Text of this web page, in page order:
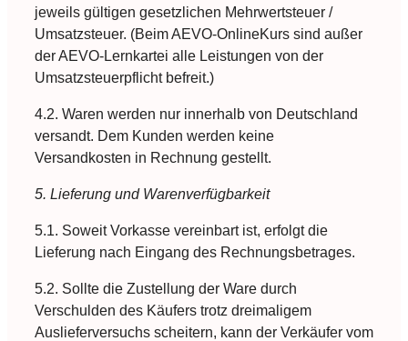
jeweils gültigen gesetzlichen Mehrwertsteuer /
Umsatzsteuer. (Beim AEVO-OnlineKurs sind außer
der AEVO-Lernkartei alle Leistungen von der
Umsatzsteuerpflicht befreit.)
4.2. Waren werden nur innerhalb von Deutschland
versandt. Dem Kunden werden keine
Versandkosten in Rechnung gestellt.
5. Lieferung und Warenverfügbarkeit
5.1. Soweit Vorkasse vereinbart ist, erfolgt die
Lieferung nach Eingang des Rechnungsbetrages.
5.2. Sollte die Zustellung der Ware durch
Verschulden des Käufers trotz dreimaligem
Auslieferversuchs scheitern, kann der Verkäufer vom